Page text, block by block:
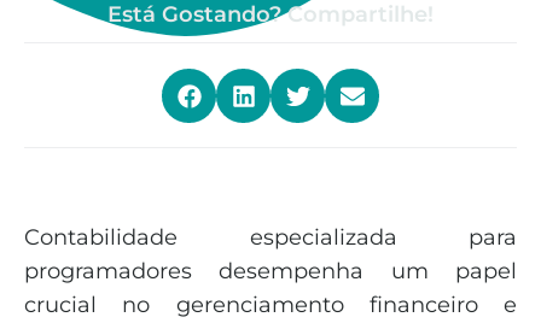
Está Gostando? Compartilhe!
Contabilidade especializada para
programadores desempenha um papel
crucial no gerenciamento financeiro e